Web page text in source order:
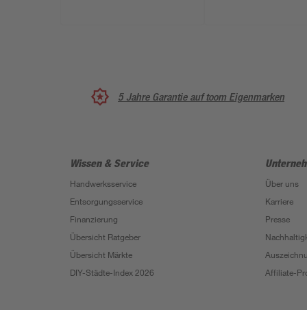
5 Jahre Garantie auf toom Eigenmarken
Wissen & Service
Handwerksservice
Entsorgungsservice
Finanzierung
Übersicht Ratgeber
Übersicht Märkte
DIY-Städte-Index 2026
Über uns
Karriere
Presse
Affiliate-